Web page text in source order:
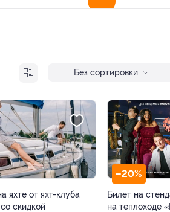
Без сортировки
яхте от яхт-клуба
скидкой
–20%
Билет на
на теплоходе